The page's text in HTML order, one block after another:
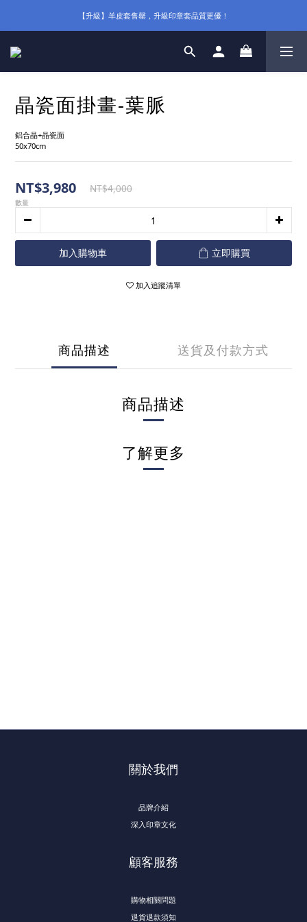
【升級】羊皮套售罄，升級印章套品質更優！
晶瓷面掛畫-葉脈
鋁合晶+晶瓷面
50x70cm
NT$3,980 NT$4,000
數量
加入購物車 立即購買
加入追蹤清單
商品描述 送貨及付款方式
商品描述
了解更多
關於我們
品牌介紹
深入印章文化
顧客服務
購物相關問題
退貨退款須知